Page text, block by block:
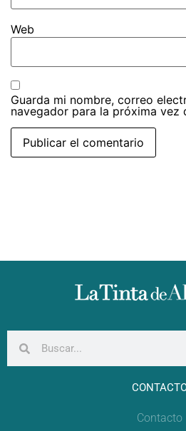
Web
Guarda mi nombre, correo
navegador para la próxima vez
Contacto